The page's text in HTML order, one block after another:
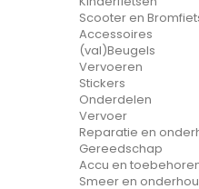
Scooter en
Accessoires
(val)Beugels
Vervoeren
Stickers
Onderdelen
Vervoer
Reparatie en
Gereedschap
Accu en
Smeer en